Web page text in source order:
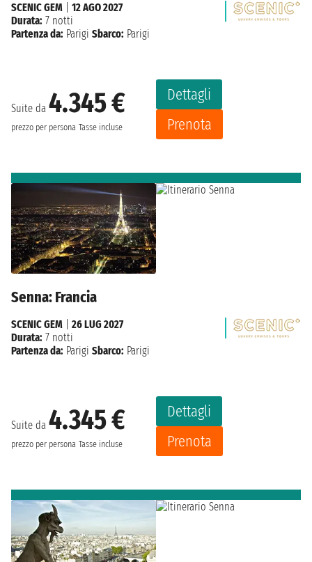
Suite da 4.345 €
prezzo per persona Tasse incluse
Dettagli
Prenota
SCENIC GEM
12 AGO 2027
Durata: 7 notti
Partenza da: Parigi Sbarco: Parigi
Senna: Francia
Suite da 4.345 €
prezzo per persona Tasse incluse
Dettagli
Prenota
SCENIC GEM
26 LUG 2027
Durata: 7 notti
Partenza da: Parigi Sbarco: Parigi